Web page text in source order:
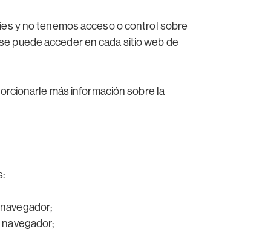
y no tenemos acceso o control sobre
puede acceder en cada sitio web de
más información sobre la